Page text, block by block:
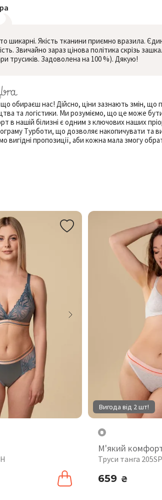
шикарні. Якість тканини приємно вразила.
Звичайно зараз цінова політика скрізь
трусиків. Задоволена на 100 %). Дякую!
обираєш нас! Дійсно, ціни зазнають змін, що
та логістики. Ми розуміємо, що це може
в нашій білизні є одним з ключових наших
Турботи, що дозволяє накопичувати та
вигідні пропозиції, аби кожна мала змогу
Вигода від 2 шт!
М'який
Труси танга 205SP
659 ₴